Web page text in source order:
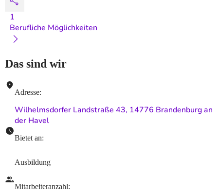
1
Berufliche Möglichkeiten
Das sind wir
Adresse:
Wilhelmsdorfer Landstraße 43, 14776 Brandenburg an
der Havel
Bietet an:
Ausbildung
Mitarbeiteranzahl: